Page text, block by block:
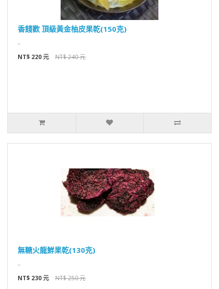
香餞歡 頂級黃金柚皮果乾(150克)
..
NT$ 220 元
NT$ 240 元
無糖火龍鮮果乾(130克)
..
NT$ 230 元
NT$ 250 元